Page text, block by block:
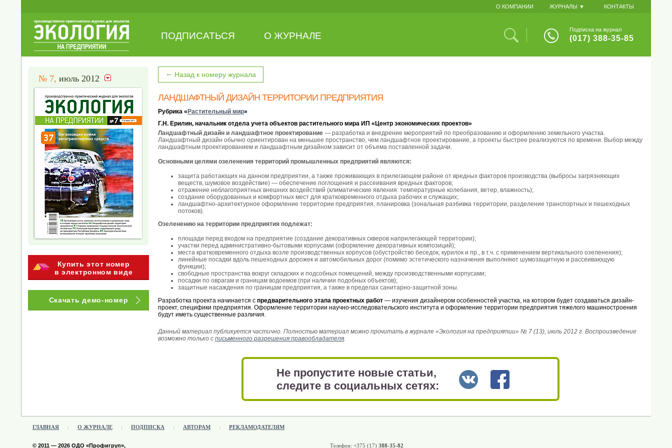
О КОМПАНИИ ЖУРНАЛЫ ▼ КОНТАКТЫ
ПОДПИСАТЬСЯ О ЖУРНАЛЕ
Подписка на журнал
(017) 388-35-85
№ 7, июль 2012
Купить этот номер
в электронном виде
Скачать демо-номер
← Назад к номеру журнала
ЛАНДШАФТНЫЙ ДИЗАЙН ТЕРРИТОРИИ ПРЕДПРИЯТИЯ
Рубрика « Растительный мир»
Г.Н. Ерилин, начальник отдела учета объектов растительного мира ИП «Центр экономических проектов»
Ландшафтный дизайн и ландшафтное проектирование — разработка и внедрение мероприятий по преобразованию и оформлению земельного участка.
Ландшафтный дизайн обычно ориентирован на меньшее пространство, чем ландшафтное проектирование, а проекты быстрее реализуются по времени. Выбор между
ландшафтным проектированием и ландшафтным дизайном зависит от объема поставленной задачи.
Основными целями озеленения территорий промышленных предприятий являются:
защита работающих на данном предприятии, а также проживающих в прилегающем районе от вредных факторов производства (выбросы загрязняющих
веществ, шумовое воздействие) — обеспечение поглощения и рассеивания вредных факторов;
отражение неблагоприятных внешних воздействий (климатические явления: температурные колебания, ветер, влажность);
создание оборудованных и комфортных мест для кратковременного отдыха рабочих и служащих;
ландшафтно-архитектурное оформление территории предприятия, планировка (зональная разбивка территории, разделение транспортных и пешеходных
потоков).
Озеленению на территории предприятия подлежат:
площади перед входом на предприятие (создание декоративных скверов наприлегающей территории);
участки перед административно-бытовыми корпусами (оформление декоративных композиций);
места кратковременного отдыха возле производственных корпусов (обустройство беседок, курилок и пр., в т.ч. с применением вертикального озеленения);
линейные посадки вдоль пешеходных дорожек и автомобильных дорог (помимо эстетического назначения выполняют шумозащитную и рассеивающую
функции);
свободные пространства вокруг складских и подсобных помещений, между производственными корпусами;
посадки по оврагам и границам водоемов (при наличии подобных объектов);
защитные насаждения по границам предприятия, а также в пределах санитарно-защитной зоны.
Разработка проекта начинается с предварительного этапа проектных работ — изучения дизайнером особенностей участка, на котором будет создаваться дизайн-
проект, специфики предприятия. Оформление территории научно-исследовательского института и оформление территории предприятия тяжелого машиностроения
будут иметь существенные различия.
Данный материал публикуется частично. Полностью материал можно прочитать в журнале «Экология на предприятии» № 7 (13), июль 2012 г. Воспроизведение
возможно только с письменного разрешения правообладателя.
Не пропустите новые статьи,
следите в социальных сетях:
ГЛАВНАЯ О ЖУРНАЛЕ ПОДПИСКА АВТОРАМ РЕКЛАМОДАТЕЛЯМ
© 2011 — 2026 ОДО «Профигруп», Телефон: +375 (17) 388-35-82